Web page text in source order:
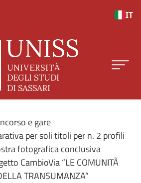
IT
e gare
per soli titoli per n. 2 profili
fotografica conclusiva
CambioVia “LE COMUNITÀ
TRANSUMANZA”